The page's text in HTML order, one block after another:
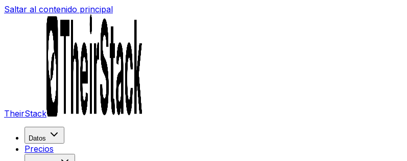
Saltar al contenido principal
TheirStack
Datos
Precios